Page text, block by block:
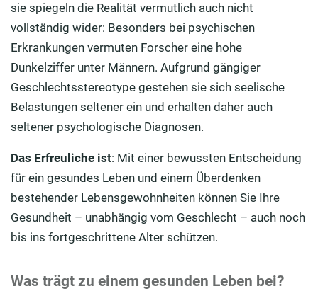
sie spiegeln die Realität vermutlich auch nicht
vollständig wider: Besonders bei psychischen
Erkrankungen vermuten Forscher eine hohe
Dunkelziffer unter Männern. Aufgrund gängiger
Geschlechtsstereotype gestehen sie sich seelische
Belastungen seltener ein und erhalten daher auch
seltener psychologische Diagnosen.
Das Erfreuliche ist: Mit einer bewussten Entscheidung
für ein gesundes Leben und einem Überdenken
bestehender Lebensgewohnheiten können Sie Ihre
Gesundheit – unabhängig vom Geschlecht – auch noch
bis ins fortgeschrittene Alter schützen.
Was trägt zu einem gesunden Leben bei?